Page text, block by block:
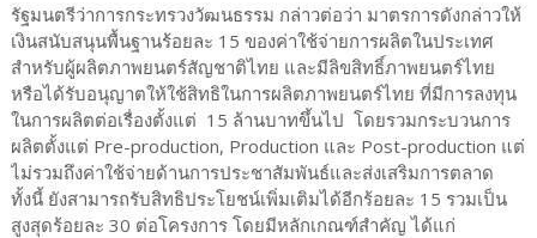
รัฐมนตรีว่าการกระทรวงวัฒนธรรม กล่าวต่อว่า มาตรการดังกล่าวให้
เงินสนับสนุนพื้นฐานร้อยละ 15 ของค่าใช้จ่ายการผลิตในประเทศ
สำหรับผู้ผลิตภาพยนตร์สัญชาติไทย และมีลิขสิทธิ์ภาพยนตร์ไทย
หรือได้รับอนุญาตให้ใช้สิทธิในการผลิตภาพยนตร์ไทย ที่มีการลงทุน
ในการผลิตต่อเรื่องตั้งแต่ 15 ล้านบาทขึ้นไป โดยรวมกระบวนการ
ผลิตตั้งแต่ Pre-production, Production และ Post-production แต่
ไม่รวมถึงค่าใช้จ่ายด้านการประชาสัมพันธ์และส่งเสริมการตลาด
ทั้งนี้ ยังสามารถรับสิทธิประโยชน์เพิ่มเติมได้อีกร้อยละ 15 รวมเป็น
สูงสุดร้อยละ 30 ต่อโครงการ โดยมีหลักเกณฑ์สำคัญ ได้แก่